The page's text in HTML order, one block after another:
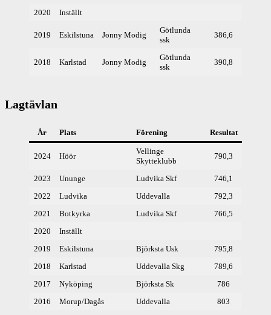
2020
Inställt
2019 Eskilstuna Jonny Modig
Götlunda
ssk
386,6
2018 Karlstad Jonny Modig
Götlunda
ssk
390,8
Lagtävlan
År Plats Förening Resultat
2024 Höör
Vellinge
Skytteklubb
790,3
2023 Ununge Ludvika Skf
746,1
2022
Ludvika Uddevalla
792,3
2021
Botkyrka Ludvika Skf
766,5
2020
Inställt
2019
Eskilstuna Björksta Usk
795,8
2018
Karlstad Uddevalla Skg
789,6
2017
Nyköping Björksta Sk
786
2016
Morup/Dagås Uddevalla
803